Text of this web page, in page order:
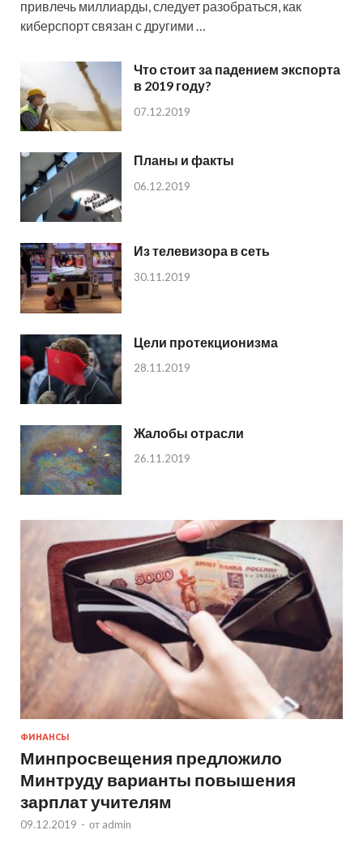
привлечь миллиарды, следует разобраться, как
киберспорт связан с другими …
Что стоит за падением экспорта
в 2019 году?
07.12.2019
Планы и факты
06.12.2019
Из телевизора в сеть
30.11.2019
Цели протекционизма
28.11.2019
Жалобы отрасли
26.11.2019
ФИНАНСЫ
Минпросвещения предложило
Минтруду варианты повышения
зарплат учителям
09.12.2019 - от admin